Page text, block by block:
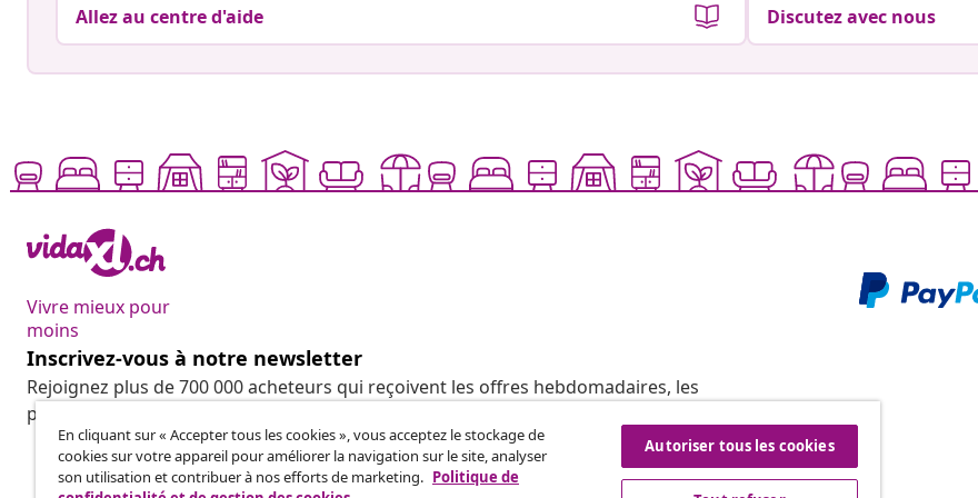
Allez au centre d'aide Discutez avec nous
Vivre mieux pour
moins
Inscrivez-vous à notre newsletter
Rejoignez plus de 700 000 acheteurs qui reçoivent les offres hebdomadaires, les
promotions saisonnières et les nouveautés de vidaXL.
En cliquant sur « Accepter tous les cookies », vous acceptez le stockage de
cookies sur votre appareil pour améliorer la navigation sur le site, analyser
son utilisation et contribuer à nos efforts de marketing. Politique de
Autoriser tous les cookies